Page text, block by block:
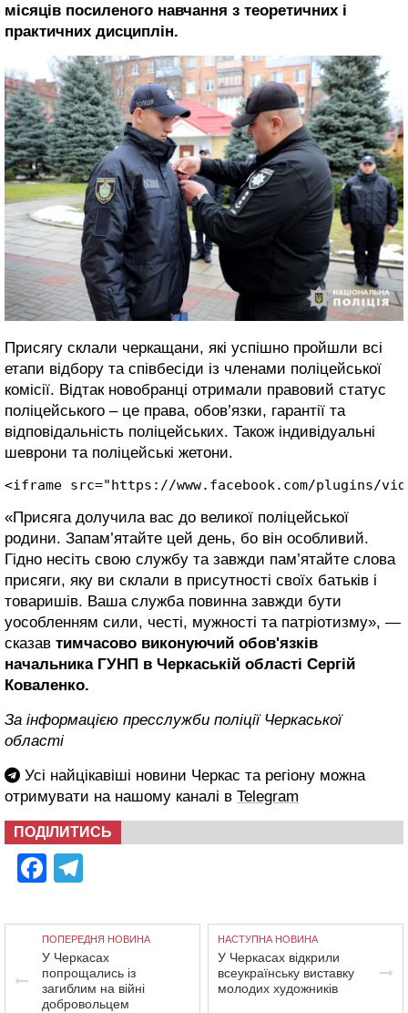
місяців посиленого навчання з теоретичних і
практичних дисциплін.
Присягу склали черкащани, які успішно пройшли всі
етапи відбору та співбесіди із членами поліцейської
комісії. Відтак новобранці отримали правовий статус
поліцейського – це права, обов’язки, гарантії та
відповідальність поліцейських. Також індивідуальні
шеврони та поліцейські жетони.
<iframe src="https://www.facebook.com/plugins/
«Присяга долучила вас до великої поліцейської
родини. Запам’ятайте цей день, бо він особливий.
Гідно несіть свою службу та завжди пам’ятайте слова
присяги, яку ви склали в присутності своїх батьків і
товаришів. Ваша служба повинна завжди бути
уособленням сили, честі, мужності та патріотизму», —
сказав тимчасово виконуючий обов'язків
начальника ГУНП в Черкаській області Сергій
Коваленко.
За інформацією пресслужби поліції Черкаської
області
Усі найцікавіші новини Черкас та регіону можна
отримувати на нашому каналі в Telegram
ПОДІЛИТИСЬ
Facebook
ПОПЕРЕДНЯ НОВИНА
У Черкасах
попрощались із
загиблим на війні
добровольцем
НАСТУПНА НОВИНА
У Черкасах відкрили
всеукраїнську виставку
молодих художників